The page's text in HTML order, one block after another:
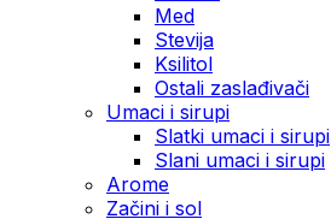
Med
Stevija
Ksilitol
Ostali zaslađivači
Umaci i sirupi
Slatki umaci i sirupi
Slani umaci i sirupi
Arome
Začini i sol